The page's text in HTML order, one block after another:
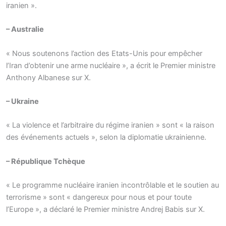
iranien ».
– Australie
« Nous soutenons l’action des Etats-Unis pour empêcher
l’Iran d’obtenir une arme nucléaire », a écrit le Premier ministre
Anthony Albanese sur X.
– Ukraine
« La violence et l’arbitraire du régime iranien » sont « la raison
des événements actuels », selon la diplomatie ukrainienne.
– République Tchèque
« Le programme nucléaire iranien incontrôlable et le soutien au
terrorisme » sont « dangereux pour nous et pour toute
l’Europe », a déclaré le Premier ministre Andrej Babis sur X.